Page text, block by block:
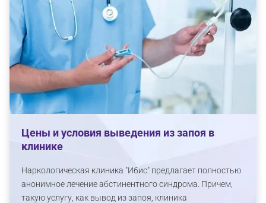
Цены и условия выведения из запоя в
клинике
Наркологическая клиника "Ибис" предлагает полностью
анонимное лечение абстинентного синдрома. Причем,
такую услугу, как вывод из запоя, клиника